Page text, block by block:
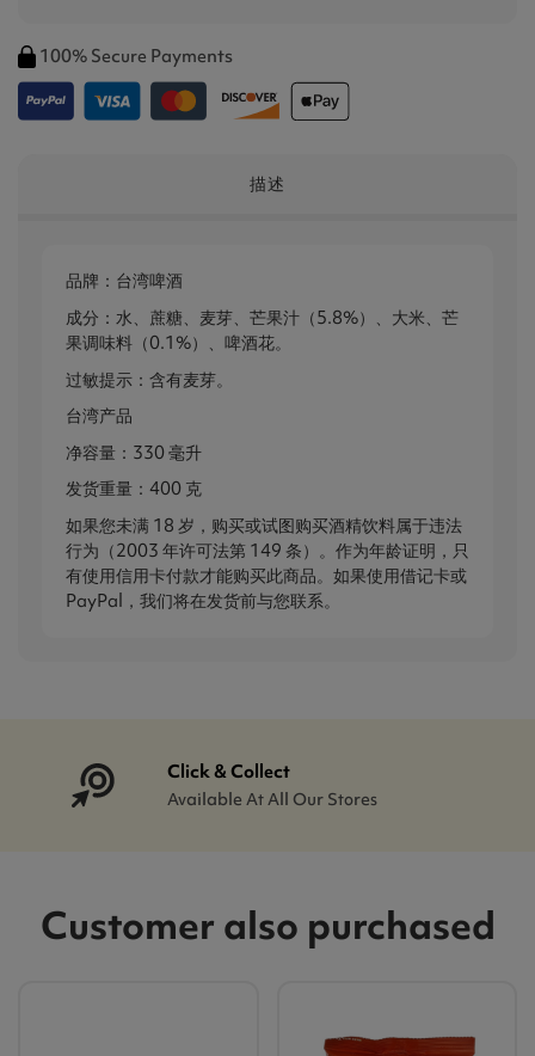
100% Secure Payments
描述
品牌：台湾啤酒
成分：水、蔗糖、麦芽、芒果汁（5.8%）、大米、芒
果调味料（0.1%）、啤酒花。
过敏提示：含有麦芽。
台湾产品
净容量：330 毫升
发货重量：400 克
如果您未满 18 岁，购买或试图购买酒精饮料属于违法
行为（2003 年许可法第 149 条）。作为年龄证明，只
有使用信用卡付款才能购买此商品。如果使用借记卡或
PayPal，我们将在发货前与您联系。
Click & Collect
Available At All Our Stores
Customer also purchased